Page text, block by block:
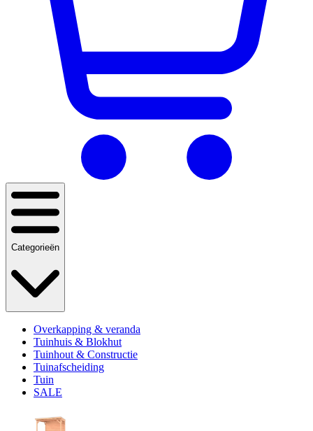
Categorieën
Overkapping & veranda
Tuinhuis & Blokhut
Tuinhout & Constructie
Tuinafscheiding
Tuin
SALE